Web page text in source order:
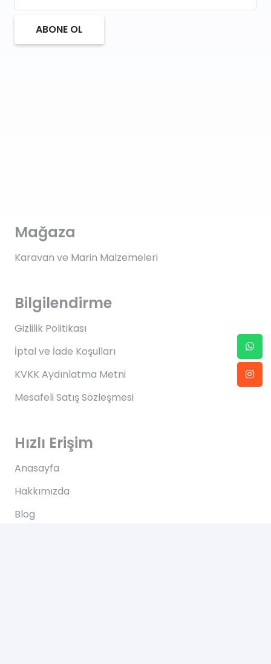
ABONE OL
Mağaza
Karavan ve Marin Malzemeleri
Bilgilendirme
Gizlilik Politikası
İptal ve İade Koşulları
KVKK Aydınlatma Metni
Mesafeli Satış Sözleşmesi
Hızlı Erişim
Anasayfa
Hakkımızda
Blog